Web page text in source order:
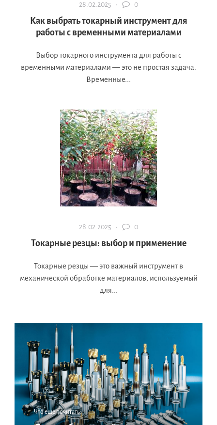
28.02.2025 · 0
Как выбрать токарный инструмент для
работы с временными материалами
Выбор токарного инструмента для работы с
временными материалами — это не простая задача.
Временные...
28.02.2025 · 0
Токарные резцы: выбор и применение
Токарные резцы — это важный инструмент в
механической обработке материалов, используемый
для...
Что еще почитать: